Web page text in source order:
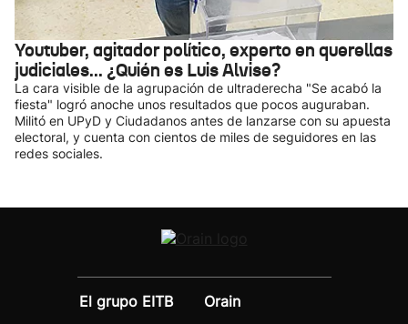
Youtuber, agitador político, experto en querellas
judiciales... ¿Quién es Luis Alvise?
La cara visible de la agrupación de ultraderecha "Se acabó la
fiesta" logró anoche unos resultados que pocos auguraban.
Militó en UPyD y Ciudadanos antes de lanzarse con su apuesta
electoral, y cuenta con cientos de miles de seguidores en las
redes sociales.
El grupo EITB
Orain